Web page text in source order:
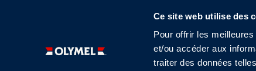
Ce site web utilise des
Pour offrir les
et/ou accéder aux
traiter des données